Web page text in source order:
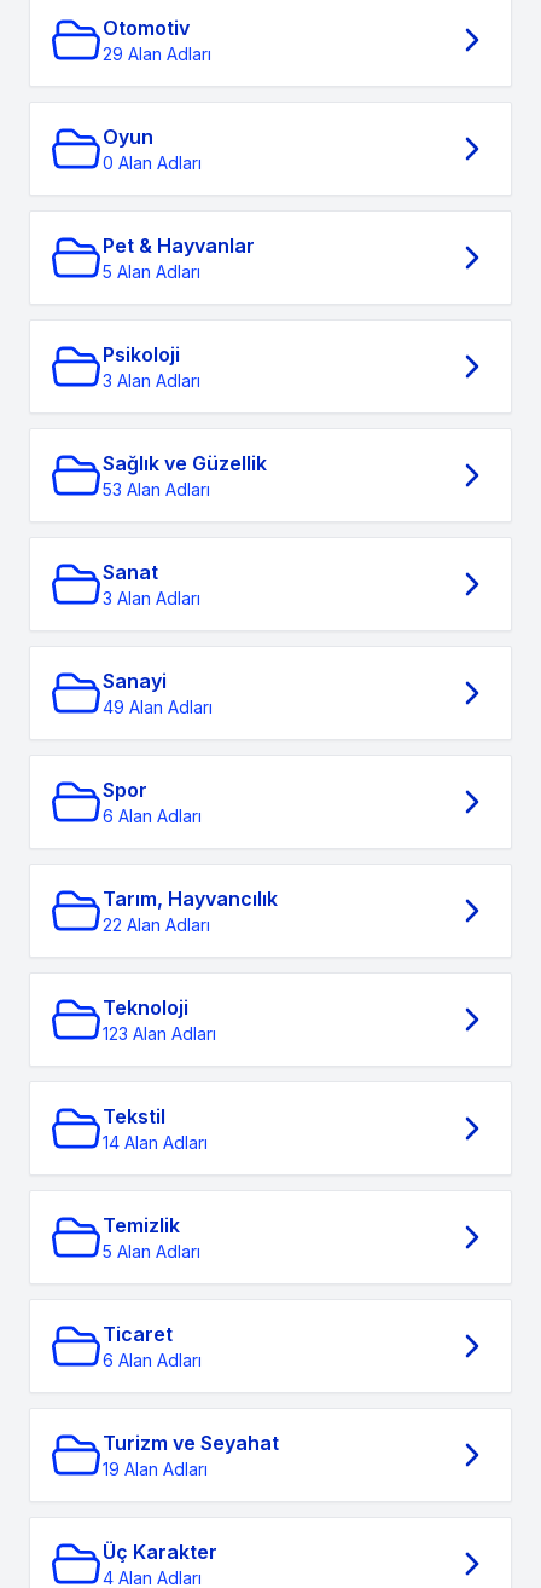
Otomotiv
29 Alan Adları
Oyun
0 Alan Adları
Pet & Hayvanlar
5 Alan Adları
Psikoloji
3 Alan Adları
Sağlık ve Güzellik
53 Alan Adları
Sanat
3 Alan Adları
Sanayi
49 Alan Adları
Spor
6 Alan Adları
Tarım, Hayvancılık
22 Alan Adları
Teknoloji
123 Alan Adları
Tekstil
14 Alan Adları
Temizlik
5 Alan Adları
Ticaret
6 Alan Adları
Turizm ve Seyahat
19 Alan Adları
Üç Karakter
4 Alan Adları